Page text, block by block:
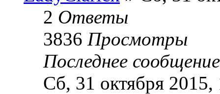
2 Ответы
3836 Просмотры
Последнее
Сб, 31 октября 2015,